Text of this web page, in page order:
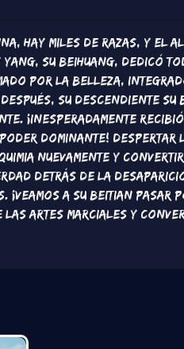
hay miles de razas, y el
Su Beihuang, dedicó
por la belleza,
su descendiente Su
¡Inesperadamente
dominante!
nuevamente y
detrás de la
a Su Beitian pasar
artes marciales y